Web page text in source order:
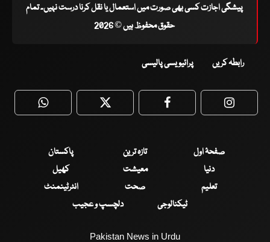
پیشگی اجازت کسی بھی صورت میں استعمال یا نقل کرنا درست نہیں۔ تمام
حقوق محفوظ ہیں © 2026
رابطہ کریں پرائیویسی پالیسی
WhatsApp Twitter Facebook
صفحۂ اول تازہ ترین
پاکستان
دنیا
معیشت
کھیل
تعلیم
صحت
انٹرٹینمنٹ
ٹیکنالوجی
دلچسپ و عجیب
Pakistan News in Urdu